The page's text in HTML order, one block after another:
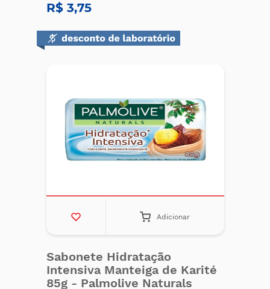
R$ 3,75
Adicionar
Sabonete Hidratação
Intensiva Manteiga de Karité
85g - Palmolive Naturals